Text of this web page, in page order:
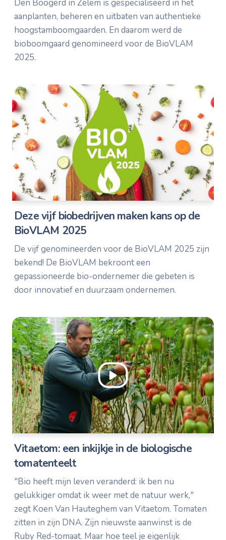
Den Boogerd in Zelem is gespecialiseerd in het
aanplanten, beheren en uitbaten van authentieke
hoogstamboomgaarden. En daarom werd de
bioboomgaard genomineerd voor de BioVLAM
2025.
Deze vijf biobedrijven maken kans op de
BioVLAM 2025
De vijf genomineerden voor de BioVLAM 2025 zijn
bekend! De BioVLAM bekroont een
gepassioneerde bio-ondernemer die gebeten is
door innovatief en duurzaam ondernemen.
Vitaetom: een inkijkje in de biologische
tomatenteelt
"Bio heeft mijn leven veranderd: ik ben nu
gelukkiger omdat ik weer met de natuur werk,"
zegt Koen Van Hauteghem van Vitaetom. Tomaten
zitten in zijn DNA. Zijn nieuwste aanwinst is de
Ruby Red-tomaat. Maar hoe teel je eigenlijk